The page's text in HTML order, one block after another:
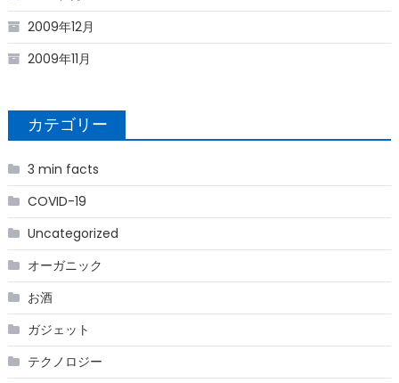
2009年12月
2009年11月
カテゴリー
3 min facts
COVID-19
Uncategorized
オーガニック
お酒
ガジェット
テクノロジー